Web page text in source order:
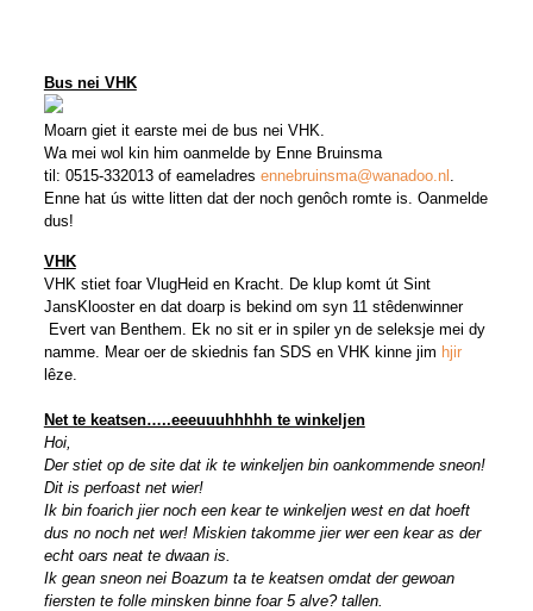
Bus nei VHK
Moarn giet it earste mei de bus nei VHK.
Wa mei wol kin him oanmelde by Enne Bruinsma
til: 0515-332013 of eameladres ennebruinsma@wanadoo.nl .
Enne hat ús witte litten dat der noch genôch romte is. Oanmelde
dus!
VHK
VHK stiet foar VlugHeid en Kracht. De klup komt út Sint
JansKlooster en dat doarp is bekind om syn 11 stêdenwinner
Evert van Benthem. Ek no sit er in spiler yn de seleksje mei dy
namme. Mear oer de skiednis fan SDS en VHK kinne jim hjir
lêze.
Net te keatsen…..eeeuuuhhhhh te winkeljen
Hoi,
Der stiet op de site dat ik te winkeljen bin oankommende sneon!
Dit is perfoast net wier!
Ik bin foarich jier noch een kear te winkeljen west en dat hoeft
dus no noch net wer! Miskien takomme jier wer een kear as der
echt oars neat te dwaan is.
Ik gean sneon nei Boazum ta te keatsen omdat der gewoan
fiersten te folle minsken binne foar 5 alve? tallen.